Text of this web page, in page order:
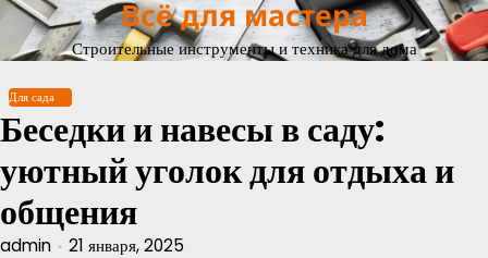
Перейти
содержимому
Всё для мастера
Строительные инструменты и техника для дома
Для сада
Беседки и навесы в саду:
уютный уголок для отдыха и
общения
admin 21 января, 2025